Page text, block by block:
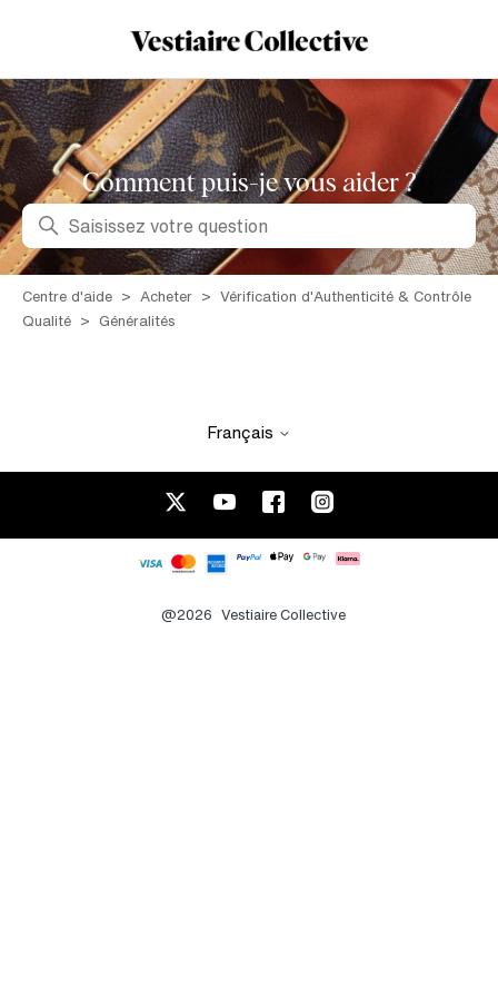
Comment puis-je vous aider ?
Recherche
Centre d'aide Acheter
Vérification d'Authenticité & Contrôle
Qualité
Généralités
Français
@2026 Vestiaire Collective